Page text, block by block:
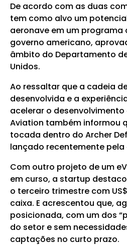
De acordo com as duas
tem como alvo um
aeronave em um programa
governo americano,
âmbito do Departamento
Unidos.
Ao ressaltar que a cadeia
desenvolvida e a
acelerar o
Aviation também informou
tocada dentro do Archer
lançado recentemente
Com outro projeto de um
em curso, a startup
o terceiro trimestre com
caixa. E acrescentou que,
posicionada, com um dos
do setor e sem
captações no curto prazo.